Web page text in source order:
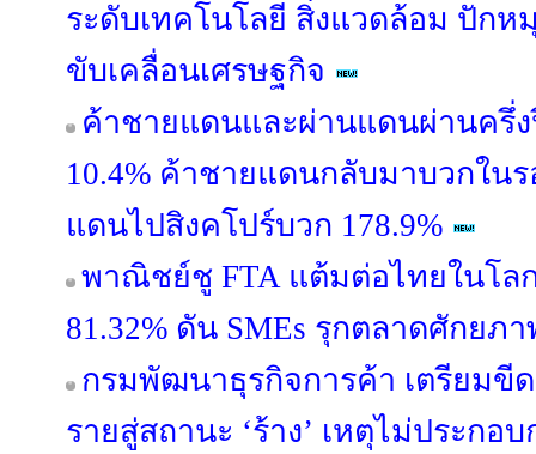
ระดับเทคโนโลยี สิ่งแวดล้อม ปักห
ขับเคลื่อนเศรษฐกิจ
ค้าชายแดนและผ่านแดนผ่านครึ่ง
10.4% ค้าชายแดนกลับมาบวกใน
แดนไปสิงคโปร์บวก 178.9%
พาณิชย์ชู FTA แต้มต่อไทยในโล
81.32% ดัน SMEs รุกตลาดศักยภ
กรมพัฒนาธุรกิจการค้า เตรียม
รายสู่สถานะ ‘ร้าง’ เหตุไม่ประกอ